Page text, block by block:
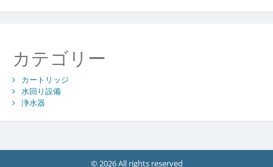
カテゴリー
カートリッジ
水回り設備
浄水器
© 2026 All rights reserved